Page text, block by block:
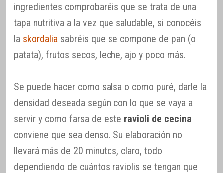
ingredientes comprobaréis que se trata de una
tapa nutritiva a la vez que saludable, si conocéis
la skordalia sabréis que se compone de pan (o
patata), frutos secos, leche, ajo y poco más.
Se puede hacer como salsa o como puré, darle la
densidad deseada según con lo que se vaya a
servir y como farsa de este ravioli de cecina
conviene que sea denso. Su elaboración no
llevará más de 20 minutos, claro, todo
dependiendo de cuántos raviolis se tengan que